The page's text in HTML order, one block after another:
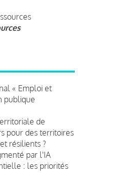
« Emploi et
publique
de
pour des territoires
résilients ?
par l'IA
: les priorités